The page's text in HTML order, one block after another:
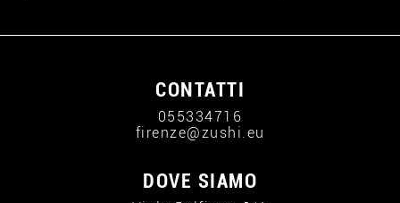
CONTATTI
055334716
firenze@zushi.eu
DOVE SIAMO